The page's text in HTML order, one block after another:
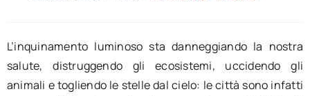
L’inquinamento luminoso sta danneggiando la nostra
salute, distruggendo gli ecosistemi, uccidendo gli
animali e togliendo le stelle dal cielo: le città sono infatti